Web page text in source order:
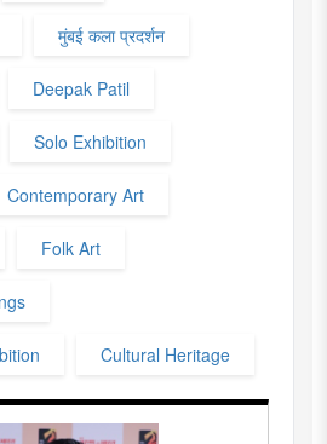
मुंबई कला प्रदर्शन
Deepak Patil
Solo Exhibition
Contemporary Art
Folk Art
Cultural Heritage